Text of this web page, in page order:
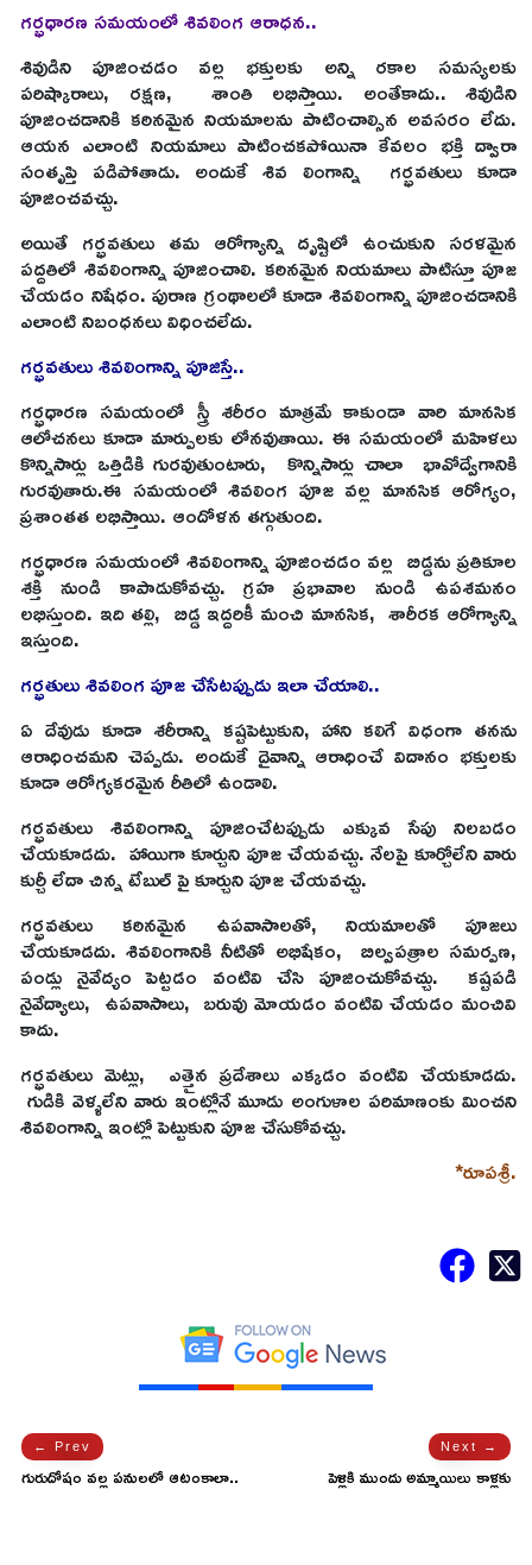
గర్భధారణ సమయంలో శివలింగ ఆరాధన..
శివుడిని పూజించడం వల్ల భక్తులకు అన్ని రకాల సమస్యలకు
పరిష్కారాలు, రక్షణ, శాంతి లభిస్తాయి. అంతేకాదు.. శివుడిని
పూజించడానికి కఠినమైన నియమాలను పాటించాల్సిన అవసరం లేదు.
ఆయన ఎలాంటి నియమాలు పాటించకపోయినా కేవలం భక్తి ద్వారా
సంతృప్తి పడిపోతాడు. అందుకే శివ లింగాన్ని గర్భవతులు కూడా
పూజించవచ్చు.
అయితే గర్భవతులు తమ ఆరోగ్యాన్ని దృష్టిలో ఉంచుకుని సరళమైన
పద్దతిలో శివలింగాన్ని పూజించాలి. కఠినమైన నియమాలు పాటిస్తూ పూజ
చేయడం నిషేధం. పురాణ గ్రంథాలలో కూడా శివలింగాన్ని పూజించడానికి
ఎలాంటి నిబంధనలు విధించలేదు.
గర్భవతులు శివలింగాన్ని పూజిస్తే..
గర్భధారణ సమయంలో స్త్రీ శరీరం మాత్రమే కాకుండా వారి మానసిక
ఆలోచనలు కూడా మార్పులకు లోనవుతాయి. ఈ సమయంలో మహిళలు
కొన్నిసార్లు ఒత్తిడికి గురవుతుంటారు, కొన్నిసార్లు చాలా భావోద్వేగానికి
గురవుతారు.ఈ సమయంలో శివలింగ పూజ వల్ల మానసిక ఆరోగ్యం,
ప్రశాంతత లభిస్తాయి. ఆందోళన తగ్గుతుంది.
గర్భధారణ సమయంలో శివలింగాన్ని పూజించడం వల్ల బిడ్డను ప్రతికూల
శక్తి నుండి కాపాడుకోవచ్చు. గ్రహ ప్రభావాల నుండి ఉపశమనం
లభిస్తుంది. ఇది తల్లి, బిడ్డ ఇద్దరికీ మంచి మానసిక, శారీరక ఆరోగ్యాన్ని
ఇస్తుంది.
గర్భతులు శివలింగ పూజ చేసేటప్పుడు ఇలా చేయాలి..
ఏ దేవుడు కూడా శరీరాన్ని కష్టపెట్టుకుని, హాని కలిగే విధంగా తనను
ఆరాధించమని చెప్పడు. అందుకే దైవాన్ని ఆరాధించే విదానం భక్తులకు
కూడా ఆరోగ్యకరమైన రీతిలో ఉండాలి.
గర్భవతులు శివలింగాన్ని పూజించేటప్పుడు ఎక్కువ సేపు నిలబడం
చేయకూడదు. హాయిగా కూర్చుని పూజ చేయవచ్చు. నేలపై కూర్చోలేని వారు
కుర్చీ లేదా చిన్న టేబుల్ పై కూర్చుని పూజ చేయవచ్చు.
గర్భవతులు కఠినమైన ఉపవాసాలతో, నియమాలతో పూజలు
చేయకూడదు. శివలింగానికి నీటితో అభిషేకం, బిల్వపత్రాల సమర్పణ,
పండ్లు నైవేద్యం పెట్టడం వంటివి చేసి పూజించుకోవచ్చు. కష్టపడి
నైవేద్యాలు, ఉపవాసాలు, బరువు మోయడం వంటివి చేయడం మంచివి
కాదు.
గర్భవతులు మెట్లు, ఎత్తైన ప్రదేశాలు ఎక్కడం వంటివి చేయకూడదు.
గుడికి వెళ్ళలేని వారు ఇంట్లోనే మూడు అంగుళాల పరిమాణంకు మించని
శివలింగాన్ని ఇంట్లో పెట్టుకుని పూజ చేసుకోవచ్చు.
*రూపశ్రీ.
← Prev
గురుదోషం వల్ల పనులలో ఆటంకాలా..
Next →
పెళ్లికి ముందు అమ్మాయిలు కాళ్లకు